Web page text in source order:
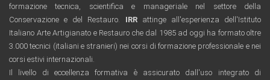
formazione tecnica, scientifica e manageriale nel settore della
Conservazione e del Restauro. IRRattinge all'esperienza dell'Istituto
Italiano Arte Artigianato e Restauro che dal 1985 ad oggi ha formato oltre
3.000 tecnici (italiani e stranieri) nei corsi di formazione professionale e nei
corsi estivi internazionali.
Il livello di eccellenza formativa è assicurato dall'uso integrato di